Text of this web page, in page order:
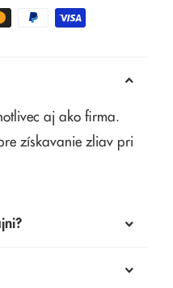
aj ako firma.
získavanie zliav pri